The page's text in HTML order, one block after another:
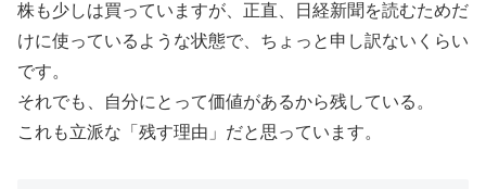
株も少しは買っていますが、正直、日経新聞を読むためだ
けに使っているような状態で、ちょっと申し訳ないくらい
です。
それでも、自分にとって価値があるから残している。
これも立派な「残す理由」だと思っています。